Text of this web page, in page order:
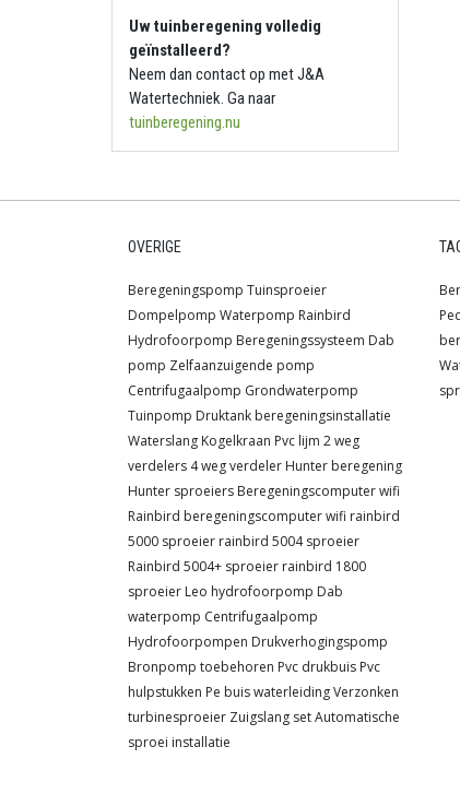
Uw tuinberegening volledig
geïnstalleerd?
Neem dan contact op met J&A
Watertechniek. Ga naar
tuinberegening.nu
OVERIGE
Beregeningspomp Tuinsproeier
Dompelpomp Waterpomp Rainbird
Hydrofoorpomp Beregeningssysteem Dab
pomp Zelfaanzuigende pomp
Centrifugaalpomp Grondwaterpomp
Tuinpomp Druktank beregeningsinstallatie
Waterslang Kogelkraan Pvc lijm 2 weg
verdelers 4 weg verdeler Hunter beregening
Hunter sproeiers Beregeningscomputer wifi
Rainbird beregeningscomputer wifi rainbird
5000 sproeier rainbird 5004 sproeier
Rainbird 5004+ sproeier rainbird 1800
sproeier Leo hydrofoorpomp Dab
waterpomp Centrifugaalpomp
Hydrofoorpompen Drukverhogingspomp
Bronpomp toebehoren Pvc drukbuis Pvc
hulpstukken Pe buis waterleidingVerzonken
turbinesproeier Zuigslang setAutomatische
sproei installatie